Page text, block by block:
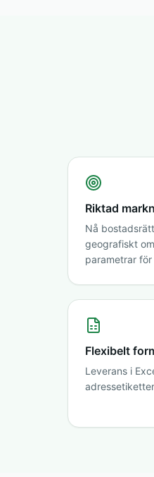
Riktad
Nå
geografiskt
parametrar
Flexibelt
Leverans i